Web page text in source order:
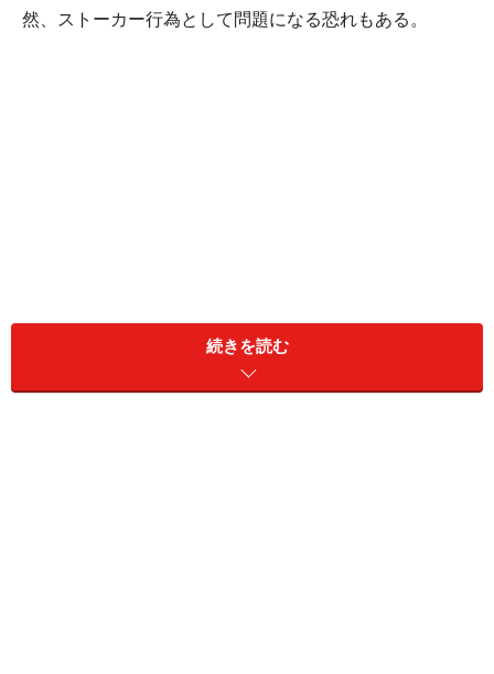
然、ストーカー行為として問題になる恐れもある。
もちろん、年齢差のある恋愛や結婚も多いから、自分だ
続きを読む